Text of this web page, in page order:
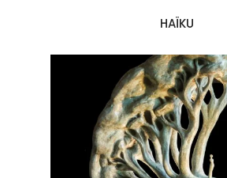
HAÏKU